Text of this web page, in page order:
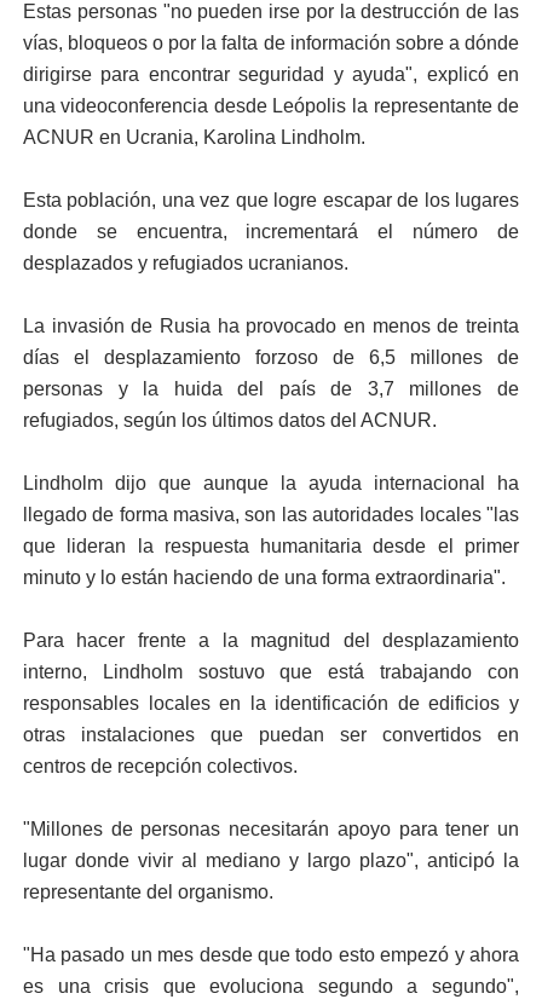
Estas personas "no pueden irse por la destrucción de las
vías, bloqueos o por la falta de información sobre a dónde
dirigirse para encontrar seguridad y ayuda", explicó en
una videoconferencia desde Leópolis la representante de
ACNUR en Ucrania, Karolina Lindholm.
Esta población, una vez que logre escapar de los lugares
donde se encuentra, incrementará el número de
desplazados y refugiados ucranianos.
La invasión de Rusia ha provocado en menos de treinta
días el desplazamiento forzoso de 6,5 millones de
personas y la huida del país de 3,7 millones de
refugiados, según los últimos datos del ACNUR.
Lindholm dijo que aunque la ayuda internacional ha
llegado de forma masiva, son las autoridades locales "las
que lideran la respuesta humanitaria desde el primer
minuto y lo están haciendo de una forma extraordinaria".
Para hacer frente a la magnitud del desplazamiento
interno, Lindholm sostuvo que está trabajando con
responsables locales en la identificación de edificios y
otras instalaciones que puedan ser convertidos en
centros de recepción colectivos.
"Millones de personas necesitarán apoyo para tener un
lugar donde vivir al mediano y largo plazo", anticipó la
representante del organismo.
"Ha pasado un mes desde que todo esto empezó y ahora
es una crisis que evoluciona segundo a segundo",